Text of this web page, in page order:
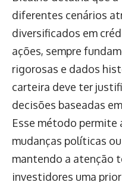
diferentes cenários
diversificados em
ações, sempre
rigorosas e dados
carteira deve ter
decisões baseadas
Esse método permite
mudanças políticas
mantendo a atenção
investidores uma